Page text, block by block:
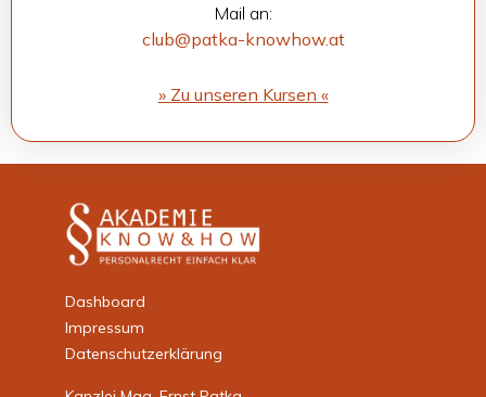
Mail an:
club@patka-knowhow.at
» Zu unse­ren Kur­sen «
Dashboard
Impressum
Datenschutzerklärung